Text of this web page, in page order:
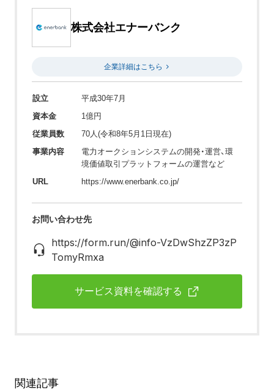
株式会社エナーバンク
企業詳細はこちら
設立
平成30年7月
資本金
1億円
従業員数
70人(令和8年5月1日現在)
事業内容
電力オークションシステムの開発・運営、環
境価値取引プラットフォームの運営など
URL
https://www.enerbank.co.jp/
お問い合わせ先
https://form.run/@info-VzDwShzZP3zP
TomyRmxa
サービス資料を確認する
関連記事